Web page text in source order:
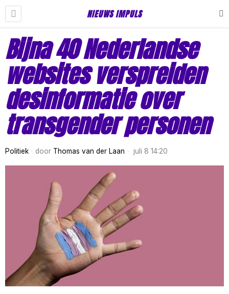
NIEUWS IMPULS
Bijna 40 Nederlandse
websites verspreiden
desinformatie over
transgender personen
Politiek door Thomas van der Laan juli 8 14:20